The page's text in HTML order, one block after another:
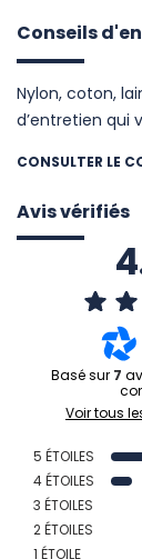
Conseils
Nylon, coton,
d’entretien qui
CONSULTER LE
Avis vérifiés
Basé sur 7
Voir tous
5 ÉTOILES
4ÉTOILES
3 ÉTOILES
2ÉTOILES
1 ÉTOILE